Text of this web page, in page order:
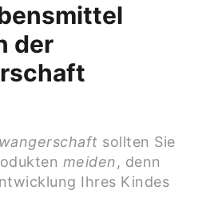
der
sollten Sie
meiden, denn
Ihres Kindes